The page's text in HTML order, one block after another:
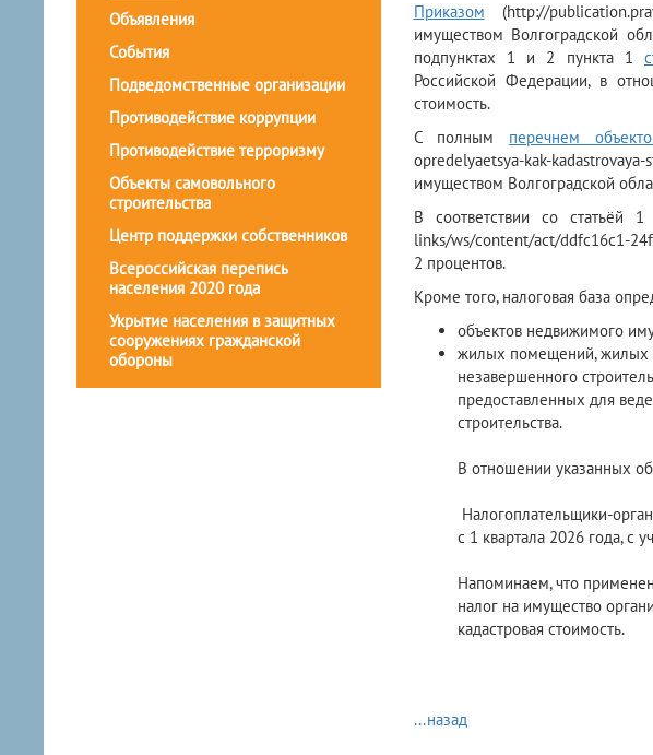
Объявления
События
Подведомственные организации
Противодействие коррупции
Противодействие терроризму
Объекты самовольного
строительства
Центр поддержки собственников
Всероссийская перепись
населения 2020 года
Укрытие населения в защитных
сооружениях гражданской
обороны
Приказом (http://
имуществом Волгоградской
подпунктах 1 и 2 пункта 1
Российской Федерации, в
стоимость.
С полным перечнем
opredelyaetsya-kak-
имуществом Волгоградской
В соответствии со статьёй
links/ws/content/act/ddfc16c1-
2 процентов.
Кроме того, налоговая база
объектов недвижимого
жилых помещений, жилых
незавершенного
предоставленных для
строительства.
В отношении указанных
Налогоплательщики-
с 1 квартала 2026 года, с
Напоминаем, что
налог на имущество
кадастровая стоимость.
...назад